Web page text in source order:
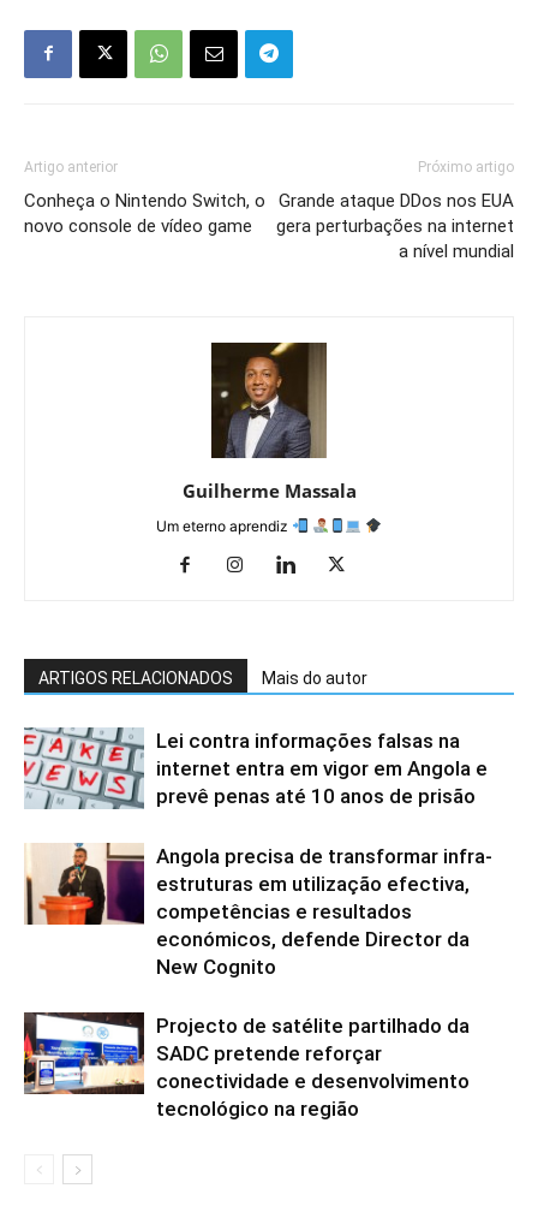
Artigo anterior
Conheça o Nintendo Switch, o
novo console de vídeo game
Próximo artigo
Grande ataque DDos nos EUA
gera perturbações na internet
a nível mundial
Guilherme Massala
Um eterno aprendiz
ARTIGOS RELACIONADOS Mais do autor
Lei contra informações falsas na
internet entra em vigor em Angola e
prevê penas até 10 anos de prisão
Angola precisa de transformar infra-
estruturas em utilização efectiva,
competências e resultados
económicos, defende Director da
New Cognito
Projecto de satélite partilhado da
SADC pretende reforçar
conectividade e desenvolvimento
tecnológico na região